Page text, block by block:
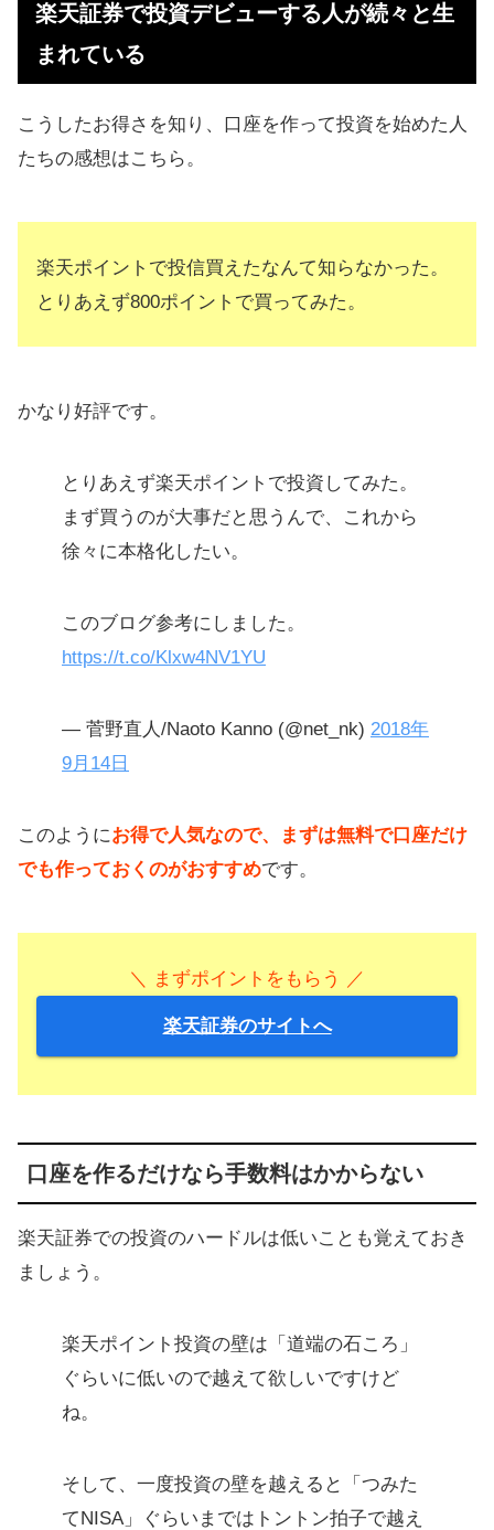
楽天証券で投資デビューする人が続々と生
まれている
こうしたお得さを知り、口座を作って投資を始めた人
たちの感想はこちら。
楽天ポイントで投信買えたなんて知らなかった。
とりあえず800ポイントで買ってみた。
かなり好評です。
とりあえず楽天ポイントで投資してみた。
まず買うのが大事だと思うんで、これから
徐々に本格化したい。
このブログ参考にしました。
https://t.co/Klxw4NV1YU
— 菅野直人/Naoto Kanno (@net_nk) 2018年
9月14日
このようにお得で人気なので、まずは無料で口座だけ
でも作っておくのがおすすめです。
＼ まずポイントをもらう ／
楽天証券のサイトへ
口座を作るだけなら手数料はかからない
楽天証券での投資のハードルは低いことも覚えておき
ましょう。
楽天ポイント投資の壁は「道端の石ころ」
ぐらいに低いので越えて欲しいですけど
ね。
そして、一度投資の壁を越えると「つみた
てNISA」ぐらいまではトントン拍子で越え